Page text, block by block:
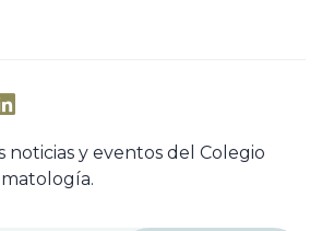
noticias y eventos del Colegio